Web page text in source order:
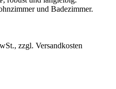
und Badezimmer.
zzgl. Versandkosten